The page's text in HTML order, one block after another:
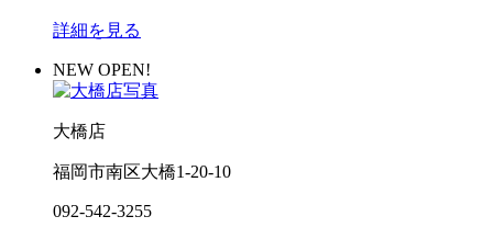
詳細を見る
NEW OPEN!
大橋店
福岡市南区大橋1-20-10
092-542-3255